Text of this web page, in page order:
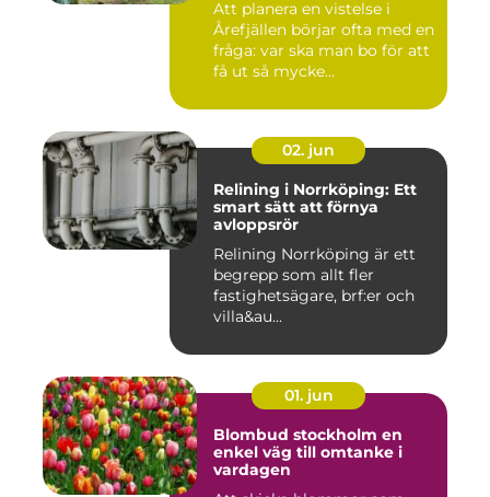
Att planera en vistelse i
Årefjällen börjar ofta med en
fråga: var ska man bo för att
få ut så mycke...
02. jun
Relining i Norrköping: Ett
smart sätt att förnya
avloppsrör
Relining Norrköping är ett
begrepp som allt fler
fastighetsägare, brf:er och
villa&au...
01. jun
Blombud stockholm en
enkel väg till omtanke i
vardagen